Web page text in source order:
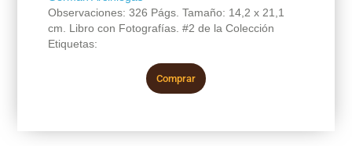
Observaciones: 326 Págs. Tamaño: 14,2 x 21,1
cm. Libro con Fotografías. #2 de la Colección
Etiquetas:
Comprar